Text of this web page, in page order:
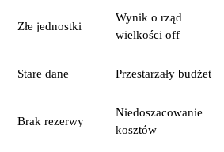
Złe jednostki
Wynik o rząd
wielkości off
Stare dane Przestarzały budżet
Brak rezerwy
Niedoszacowanie
kosztów